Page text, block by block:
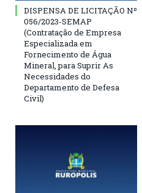
DISPENSA DE LICITAÇÃO Nº
056/2023-SEMAP
(Contratação de Empresa
Especializada em
Fornecimento de Água
Mineral, para Suprir As
Necessidades do
Departamento de Defesa
Civil)